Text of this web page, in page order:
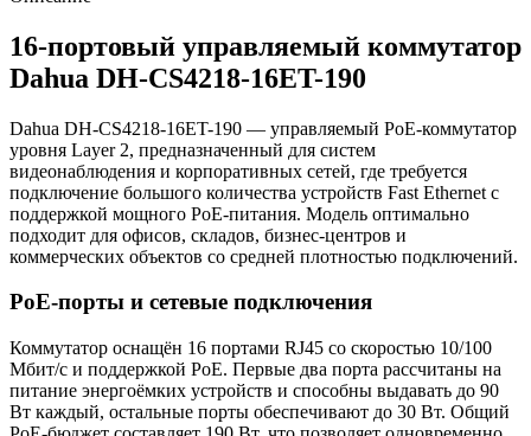
16-портовый управляемый коммутатор
Dahua DH-CS4218-16ET-190
Dahua DH-CS4218-16ET-190 — управляемый PoE-коммутатор
уровня Layer 2, предназначенный для систем
видеонаблюдения и корпоративных сетей, где требуется
подключение большого количества устройств Fast Ethernet с
поддержкой мощного PoE-питания. Модель оптимально
подходит для офисов, складов, бизнес-центров и
коммерческих объектов со средней плотностью подключений.
PoE-порты и сетевые подключения
Коммутатор оснащён 16 портами RJ45 со скоростью 10/100
Мбит/с и поддержкой PoE. Первые два порта рассчитаны на
питание энергоёмких устройств и способны выдавать до 90
Вт каждый, остальные порты обеспечивают до 30 Вт. Общий